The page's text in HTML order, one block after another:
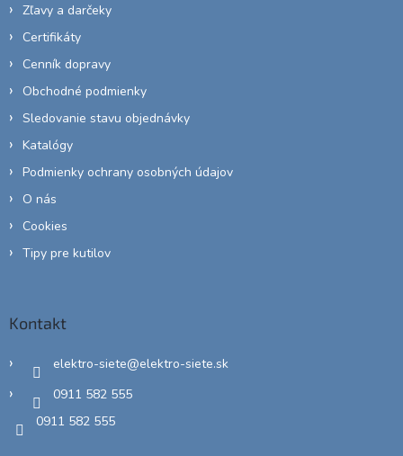
Zľavy a darčeky
Certifikáty
Cenník dopravy
Obchodné podmienky
Sledovanie stavu objednávky
Katalógy
Podmienky ochrany osobných údajov
O nás
Cookies
Tipy pre kutilov
Kontakt
elektro-siete@elektro-siete.sk
0911 582 555
0911 582 555